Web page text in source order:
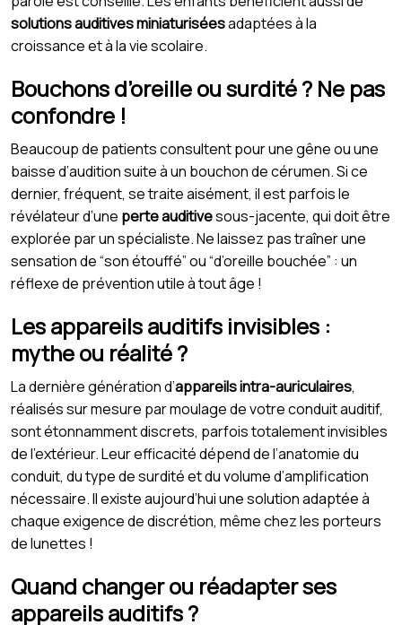
solutions auditives miniaturiséesadaptées à la
croissance et à la vie scolaire.
Bouchons d’oreille ou surdité ? Ne pas
confondre !
Beaucoup de patients consultent pour une gêne ou une
baisse d’audition suite à un bouchon de cérumen. Si ce
dernier, fréquent, se traite aisément, il est parfois le
révélateur d’une perte auditivesous-jacente, qui doit être
explorée par un spécialiste. Ne laissez pas traîner une
sensation de “son étouffé” ou “d’oreille bouchée” : un
réflexe de prévention utile à tout âge !
Les appareils auditifs invisibles :
mythe ou réalité ?
La dernière génération d’appareils intra-auriculaires,
réalisés sur mesure par moulage de votre conduit auditif,
sont étonnamment discrets, parfois totalement invisibles
de l’extérieur. Leur efficacité dépend de l’anatomie du
conduit, du type de surdité et du volume d’amplification
nécessaire. Il existe aujourd’hui une solution adaptée à
chaque exigence de discrétion, même chez les porteurs
de lunettes !
Quand changer ou réadapter ses
appareils auditifs ?